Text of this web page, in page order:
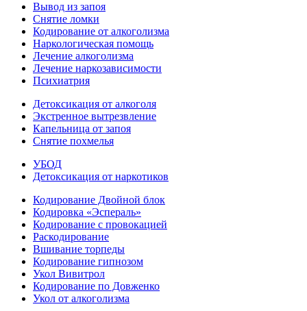
Вывод из запоя
Снятие ломки
Кодирование от алкоголизма
Наркологическая помощь
Лечение алкоголизма
Лечение наркозависимости
Психиатрия
Детоксикация от алкоголя
Экстренное вытрезвление
Капельница от запоя
Снятие похмелья
УБОД
Детоксикация от наркотиков
Кодирование Двойной блок
Кодировка «Эспераль»
Кодирование с провокацией
Раскодирование
Вшивание торпеды
Кодирование гипнозом
Укол Вивитрол
Кодирование по Довженко
Укол от алкоголизма